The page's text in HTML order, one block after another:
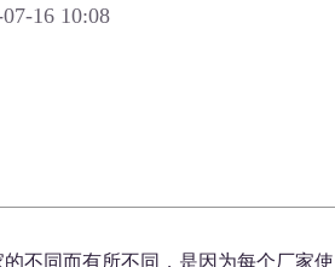
16 10:08
不同而有所不同，是因为每个厂家